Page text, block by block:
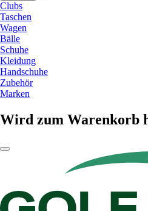
Clubs
Taschen
Wagen
Bälle
Schuhe
Kleidung
Handschuhe
Zubehör
Marken
Wird zum Warenkorb